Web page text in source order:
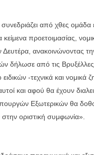
από χθες ομάδα
προετοιμασίας, νομικά
ανακοινώνοντας
δήλωσε από τις
-τεχνικά και νομικά
και αφού θα έχουν
Εξωτερικών θα
οριστική συμφωνία».